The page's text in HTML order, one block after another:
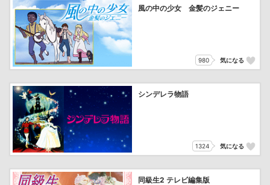
風の中の少女 金髪のジェニー
980 気になる
シンデレラ物語
1324 気になる
同級生2 テレビ編集版